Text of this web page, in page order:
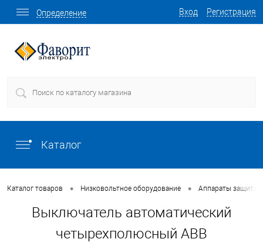
Вход Регистрация
Определение
Каталог
Каталог товаров • Низковольтное оборудование • Аппараты защиты
Выключатель автоматический
четырехполюсный ABB